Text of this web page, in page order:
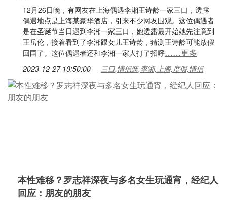
12月26日晚，有网友在上海偶遇李湘王诗龄一家三口，透露
偶遇地点是上海某豪华酒店，引来不少网友围观。这位偶遇者
是在圣诞节当日遇到李湘一家三口，她透露最开始她先注意到
王岳伦，接着看到了李湘跟女儿王诗龄，猜测王诗龄可能放假
回国了。这位偶遇者还和李湘一家人打了招呼……更多
2023-12-27 10:50:00 三口,情侣装,李湘,上海,度假,情侣
本性难移？罗志祥深夜与多名女生玩通宵，经纪人
回应：朋友的朋友